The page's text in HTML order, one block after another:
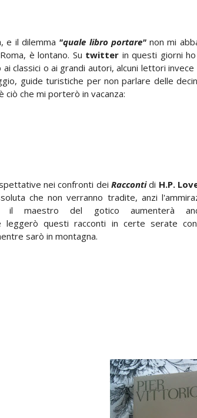
e il dilemma "quale libro portare"non mi
è lontano. Su twitter in questi giorni
classici o ai grandi autori, alcuni lettori invece
guide turistiche per non parlare delle
ciò che mi porterò in vacanza:
nei confronti dei Raccontidi H.P.
che non verranno tradite, anzi
il maestro del gotico aumenterà
leggerò questi racconti in certe serate
sarò in montagna.